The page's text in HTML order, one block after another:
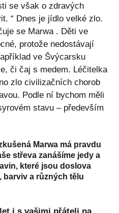
se však o zdravých
“ Dnes je jídlo velké zlo.
se Marwa . Děti ve
protože nedostávají
ve Švýcarsku
či čaj s medem. Léčitelka
zlo civilizačních chorob
Podle ní bychom měli
stavu – především
Marwa má pravdu
střeva zanášíme jedy a
které jsou doslova
barviv a různých tělu